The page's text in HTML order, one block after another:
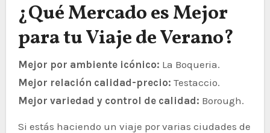
¿Qué Mercado es Mejor
para tu Viaje de Verano?
Mejor por ambiente icónico: La Boqueria.
Mejor relación calidad-precio: Testaccio.
Mejor variedad y control de calidad: Borough.
Si estás haciendo un viaje por varias ciudades de